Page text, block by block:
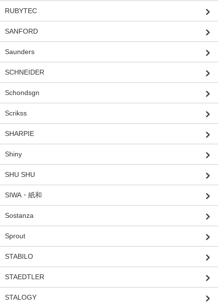
RUBYTEC
SANFORD
Saunders
SCHNEIDER
Schondsgn
Scrikss
SHARPIE
Shiny
SHU SHU
SIWA・紙和
Sostanza
Sprout
STABILO
STAEDTLER
STALOGY